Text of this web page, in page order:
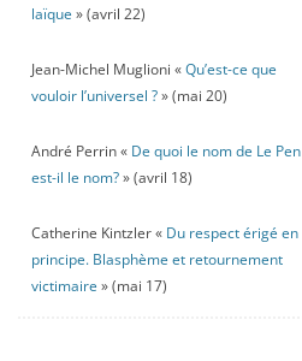
laïque » (avril 22)
Jean-Michel Muglioni «Qu’est-ce que
vouloir l’universel ?» (mai 20)
André Perrin « De quoi le nom de Le Pen
est-il le nom?» (avril 18)
Catherine Kintzler « Du respect érigé en
principe. Blasphème et retournement
victimaire » (mai 17)